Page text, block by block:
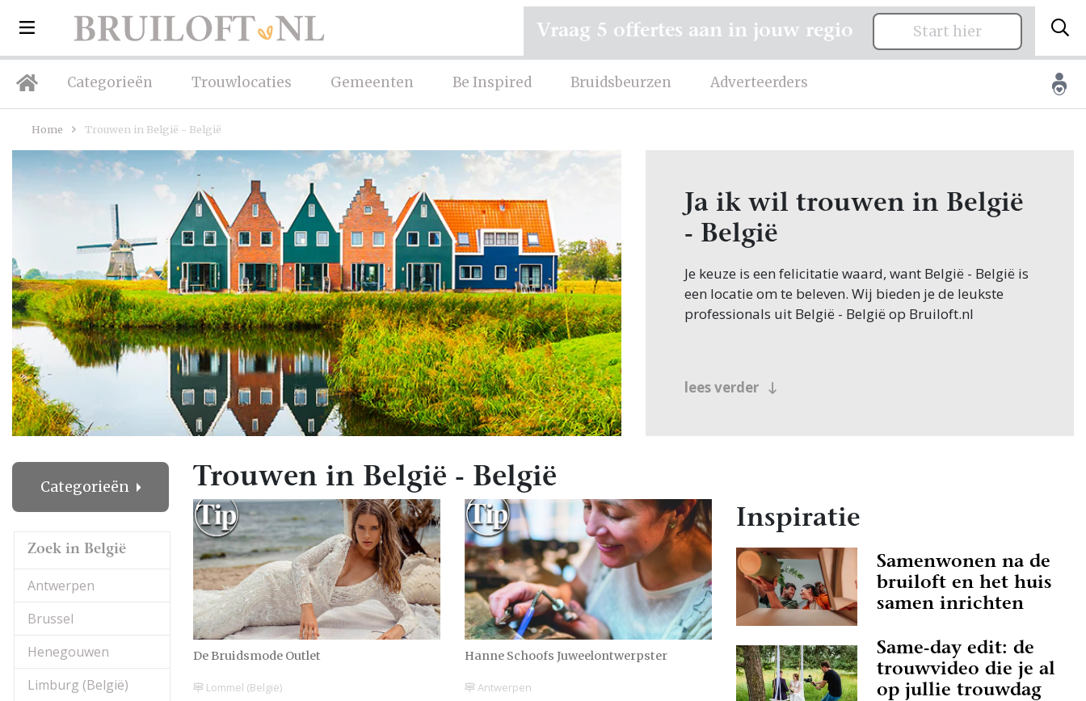
Categorieën Trouwlocaties Gemeenten Be Inspired Bruidsbeurzen Adverteerders
Vraag 5 offertes aan in jouw regio Start hier
Home Trouwen in België - België
Ja ik wil trouwen in België
- België
Je keuze is een felicitatie waard, want België - België is
een locatie om te beleven. Wij bieden je de leukste
professionals uit België - België op Bruiloft.nl
lees verder
Categorieën
Zoek in België
Antwerpen
Brussel
Henegouwen
Limburg (België)
Trouwen in België - België
De Bruidsmode Outlet
Lommel (België)
Hanne Schoofs Juweelontwerpster
Antwerpen
Inspiratie
Samenwonen na de
bruiloft en het huis
samen inrichten
Same-day edit: de
trouwvideo die je al
op jullie trouwdag